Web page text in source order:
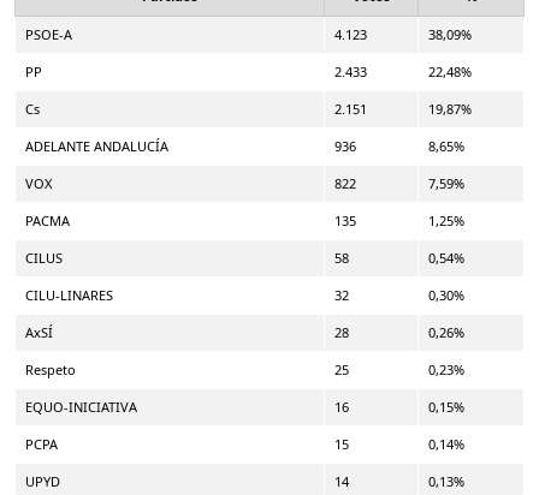
PSOE-A 4.123 38,09%
PP 2.433 22,48%
Cs 2.151 19,87%
ADELANTE ANDALUCÍA 936 8,65%
VOX 822 7,59%
PACMA 135 1,25%
CILUS 58 0,54%
CILU-LINARES 32 0,30%
AxSÍ 28 0,26%
Respeto 25 0,23%
EQUO-INICIATIVA 16 0,15%
PCPA 15 0,14%
UPYD 14 0,13%